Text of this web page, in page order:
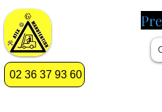
02 36 37 93 60